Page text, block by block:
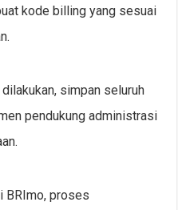
kode billing yang sesuai
simpan seluruh
pendukung administrasi
BRImo, proses